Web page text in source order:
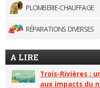
PLOMBERIE-CHAUFFAGE
RÉPARATIONS DIVERSES
A LIRE
Trois-Rivières :
aux impacts du